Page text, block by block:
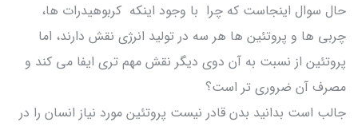
حال سوال اینجاست که چرا با وجود اینکه کربوهیدرات ها،
چربی ها و پروتئین ها هر سه در تولید انرژی نقش دارند، اما
پروتئین از نسبت به آن دوی دیگر نقش مهم تری ایفا می کند و
مصرف آن ضروری تر است؟
جالب است بدانید بدن قادر نیست پروتئین مورد نیاز انسان را در